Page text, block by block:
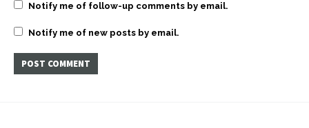
Notify me of follow-up comments by email.
Notify me of new posts by email.